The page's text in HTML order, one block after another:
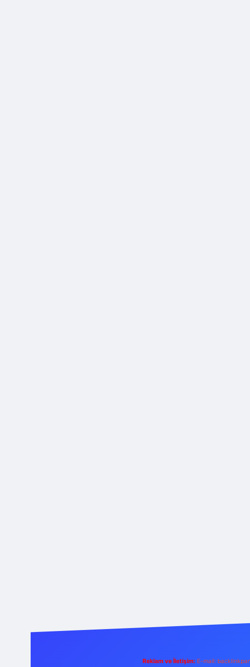
Reklam ve İletişim: E-mail: